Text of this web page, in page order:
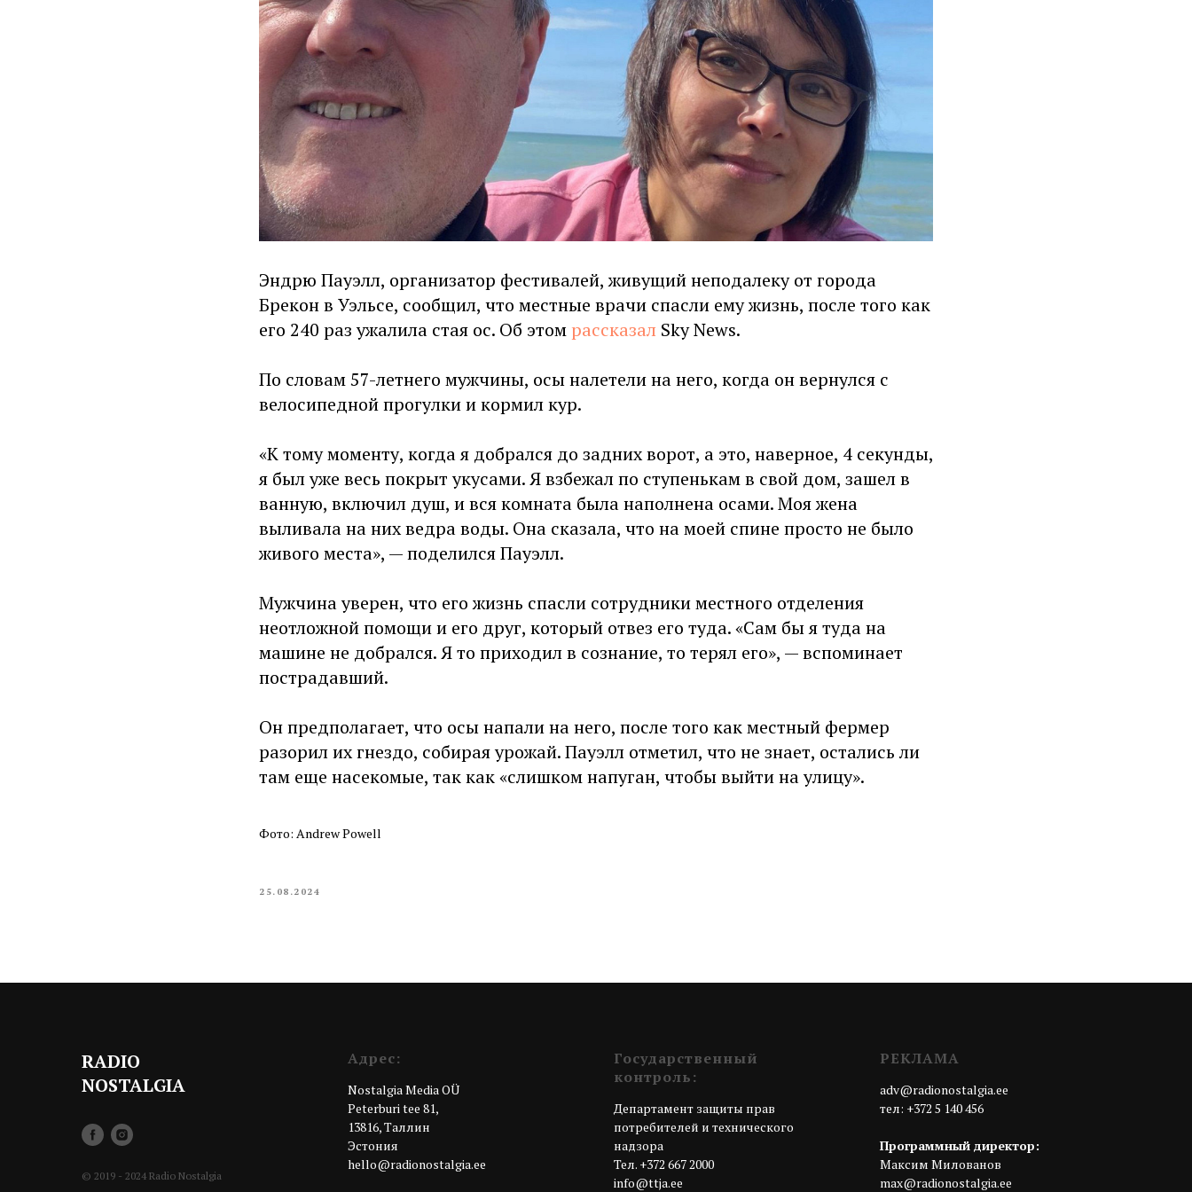
Эндрю Пауэлл, организатор фестивалей, живущий неподалеку от города
Брекон в Уэльсе, сообщил, что местные врачи спасли ему жизнь, после того как
его 240 раз ужалила стая ос. Об этом рассказал Sky News.
По словам 57-летнего мужчины, осы налетели на него, когда он вернулся с
велосипедной прогулки и кормил кур.
«К тому моменту, когда я добрался до задних ворот, а это, наверное, 4 секунды,
я был уже весь покрыт укусами. Я взбежал по ступенькам в свой дом, зашел в
ванную, включил душ, и вся комната была наполнена осами. Моя жена
выливала на них ведра воды. Она сказала, что на моей спине просто не было
живого места», — поделился Пауэлл.
Мужчина уверен, что его жизнь спасли сотрудники местного отделения
неотложной помощи и его друг, который отвез его туда. «Сам бы я туда на
машине не добрался. Я то приходил в сознание, то терял его», — вспоминает
пострадавший.
Он предполагает, что осы напали на него, после того как местный фермер
разорил их гнездо, собирая урожай. Пауэлл отметил, что не знает, остались ли
там еще насекомые, так как «слишком напуган, чтобы выйти на улицу».
Фото: Andrew Powell
25.08.2024
RADIO
NOSTALGIA
© 2019 - 2024 Radio Nostalgia
Адрес:
Nostalgia Media OÜ
Peterburi tee 81,
13816, Таллин
Эстония
hello@radionostalgia.ee
Государственный
контроль:
Департамент защиты прав
потребителей и технического
надзора
Teл. +372 667 2000
info@ttja.ee
РЕКЛАМА
adv@radionostalgia.ee
тел: +372 5 140 456
Программный директор:
Максим Милованов
max@radionostalgia.ee